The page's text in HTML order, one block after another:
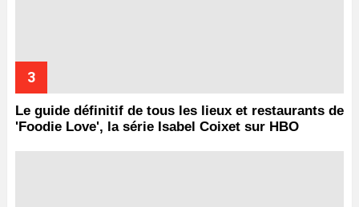
Le guide définitif de tous les lieux et restaurants de
'Foodie Love', la série Isabel Coixet sur HBO